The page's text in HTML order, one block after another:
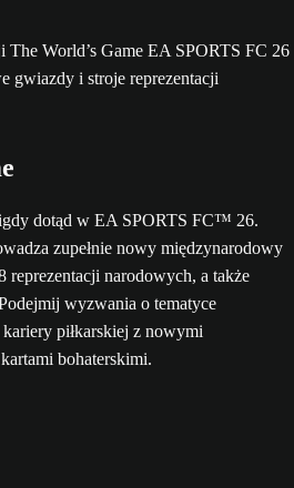
dotąd w EA SPORTS FC™ 26.
zupełnie nowy międzynarodowy
reprezentacji narodowych, a także
wyzwania o tematyce
piłkarskiej z nowymi
bohaterskimi.